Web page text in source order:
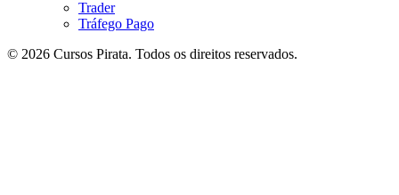
Trader
Tráfego Pago
© 2026 Cursos Pirata. Todos os direitos reservados.